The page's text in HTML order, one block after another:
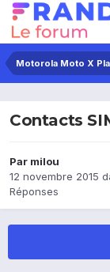
Motorola Moto X
Contacts
Par milou
12 novembre 2015
Réponses